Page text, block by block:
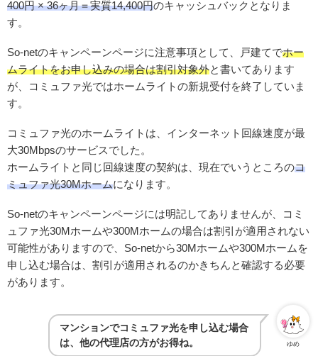
400円 × 36ヶ月＝実質14,400円のキャッシュバックとなりま
す。
So-netのキャンペーンページに注意事項として、戸建てでホー
ムライトをお申し込みの場合は割引対象外と書いてあります
が、コミュファ光ではホームライトの新規受付を終了していま
す。
コミュファ光のホームライトは、インターネット回線速度が最
大30Mbpsのサービスでした。
ホームライトと同じ回線速度の契約は、現在でいうところのコ
ミュファ光30Mホームになります。
So-netのキャンペーンページには明記してありませんが、コミ
ュファ光30Mホームや300Mホームの場合は割引が適用されない
可能性がありますので、So-netから30Mホームや300Mホームを
申し込む場合は、割引が適用されるのかきちんと確認する必要
があります。
ゆめ
マンションでコミュファ光を申し込む場合
は、他の代理店の方がお得ね。